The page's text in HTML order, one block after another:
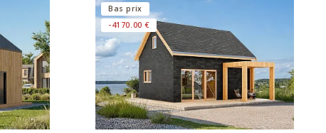
Bas prix
-4170.00 €